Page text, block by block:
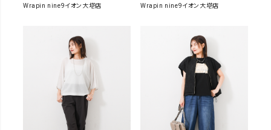
Wrapin nine9イオン大塔店 Wrapin nine9イオン大塔店